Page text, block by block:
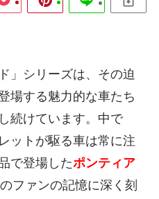
」シリーズは、その迫
場する魅力的な車たち
続けています。中で
ットが駆る車は常に注
で登場したポンティア
ファンの記憶に深く刻